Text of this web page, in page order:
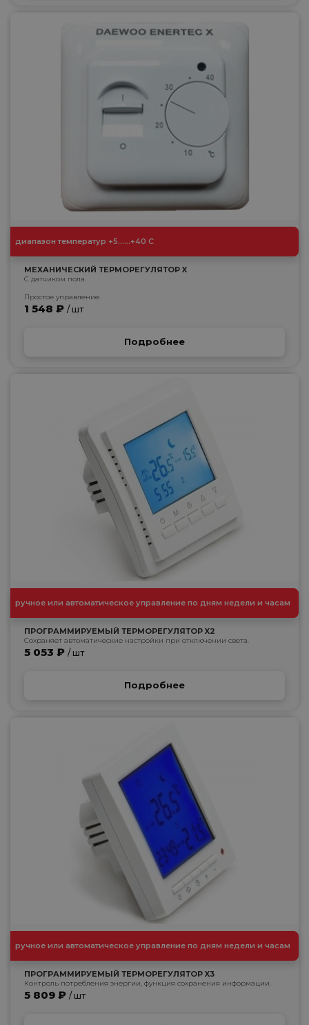
диапазон температур +5......+40 С
МЕХАНИЧЕСКИЙ ТЕРМОРЕГУЛЯТОР X
С датчиком пола.
Простое управление.
1 548 ₽ / шт
Подробнее
ручное или автоматическое управление по дням недели и часам
ПРОГРАММИРУЕМЫЙ ТЕРМОРЕГУЛЯТОР X2
Сохраняет автоматические настройки при отключении света.
5 053 ₽ / шт
Подробнее
ручное или автоматическое управление по дням недели и часам
ПРОГРАММИРУЕМЫЙ ТЕРМОРЕГУЛЯТОР X3
Контроль потребления энергии, функция сохранения информации.
5 809 ₽ / шт